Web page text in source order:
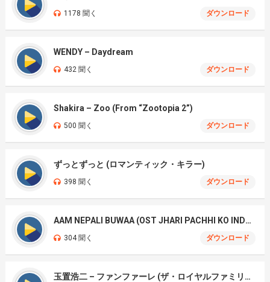
1178 聞く ダウンロード
WENDY – Daydream
432 聞く ダウンロード
Shakira – Zoo (From “Zootopia 2”)
500 聞く ダウンロード
ずっとずっと (ロマンティック・キラー)
398 聞く ダウンロード
AAM NEPALI BUWAA (OST JHARI PACHHI KO INDRENI)
304 聞く ダウンロード
玉置浩二 – ファンファーレ (ザ・ロイヤルファミリー)